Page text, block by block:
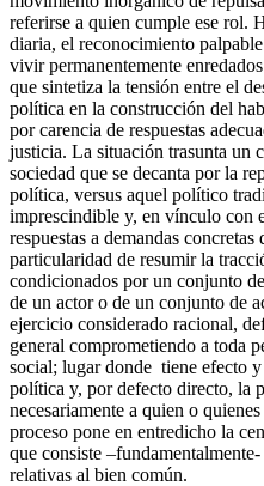
referirse a quien cumple ese rol.
diaria, el reconocimiento
vivir permanentemente
que sintetiza la tensión entre el
política en la construcción del
por carencia de respuestas
justicia. La situación trasunta un
sociedad que se decanta por la
política, versus aquel político
imprescindible y, en vínculo con
respuestas a demandas
particularidad de resumir la
condicionados por un conjunto
de un actor o de un conjunto de
ejercicio considerado racional,
general comprometiendo a toda
social; lugar donde tiene efecto
política y, por defecto directo, la
necesariamente a quien o
proceso pone en entredicho la
que consiste
relativas al bien común.